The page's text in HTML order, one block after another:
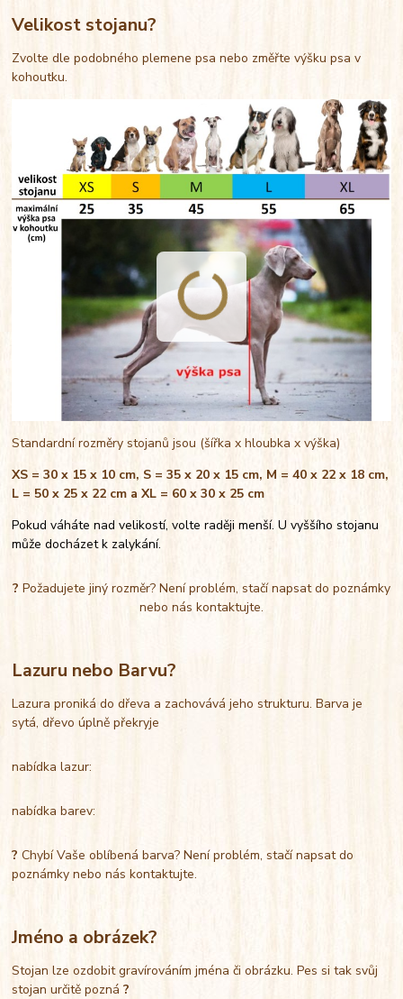
Velikost stojanu?
Zvolte dle podobného plemene psa nebo změřte výšku psa v
kohoutku.
Standardní rozměry stojanů jsou (šířka x hloubka x výška)
XS = 30 x 15 x 10 cm, S = 35 x 20 x 15 cm, M = 40 x 22 x 18 cm,
L = 50 x 25 x 22 cm a XL = 60 x 30 x 25 cm
Pokud váháte nad velikostí, volte raději menší. U vyššího stojanu
může docházet k zalykání.
? Požadujete jiný rozměr? Není problém, stačí napsat do poznámky
nebo nás kontaktujte.
Lazuru nebo Barvu?
Lazura proniká do dřeva a zachovává jeho strukturu. Barva je
sytá, dřevo úplně překryje
nabídka lazur:
nabídka barev:
?Chybí Vaše oblíbená barva? Není problém, stačí napsat do
poznámky nebo nás kontaktujte.
Jméno a obrázek?
Stojan lze ozdobit gravírováním jména či obrázku. Pes si tak svůj
stojan určitě pozná?